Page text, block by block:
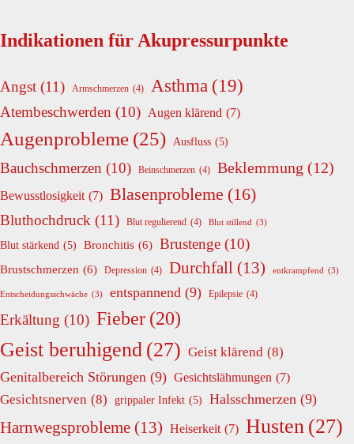
Indikationen für Akupressurpunkte
Angst (11) Armschmerzen (4) Asthma (19)
Atembeschwerden (10) Augen klärend (7)
Augenprobleme (25) Ausfluss (5)
Bauchschmerzen (10) Beinschmerzen (4) Beklemmung (12)
Bewusstlosigkeit (7) Blasenprobleme (16)
Bluthochdruck (11) Blut regulierend (4) Blut stillend (3)
Blut stärkend (5) Bronchitis (6) Brustenge (10)
Brustschmerzen (6) Depression (4) Durchfall (13) entkrampfend (3)
Entscheidungsschwäche (3) entspannend (9) Epilepsie (4)
Erkältung (10) Fieber (20)
Geist beruhigend (27) Geist klärend (8)
Genitalbereich Störungen (9) Gesichtslähmungen (7)
Gesichtsnerven (8) grippaler Infekt (5) Halsschmerzen (9)
Harnwegsprobleme (13) Heiserkeit (7) Husten (27)